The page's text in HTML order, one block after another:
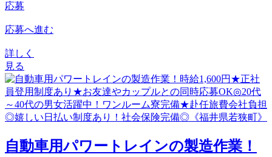
応募
応募へ進む
詳しく
見る
⾃動⾞⽤パワートレインの製造作業！